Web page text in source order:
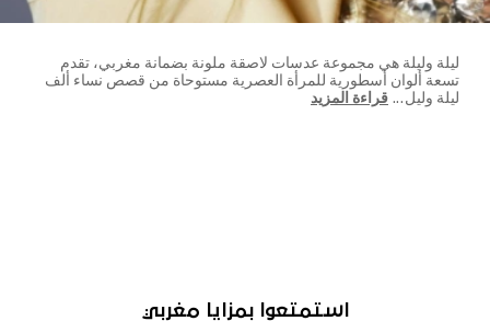
ليلة وليلة هي مجموعة عدسات لاصقة ملونة بضمانة مغربي، تقدم
تسعة ألوان أسطورية للمرأة العصرية مستوحاة من قصص نساء ألف
ليلة وليل... قراءة المزيد
استمتعوا بمزايا مغربي